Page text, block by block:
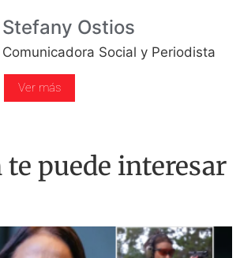
Stefany Ostios
Comunicadora Social y Periodista
Ver más
puede interesar